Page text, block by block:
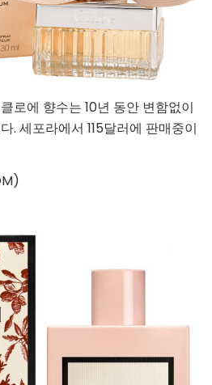
로에 향수는 10년 동안 변함없이
. 세포라에서 115달러에 판매중이